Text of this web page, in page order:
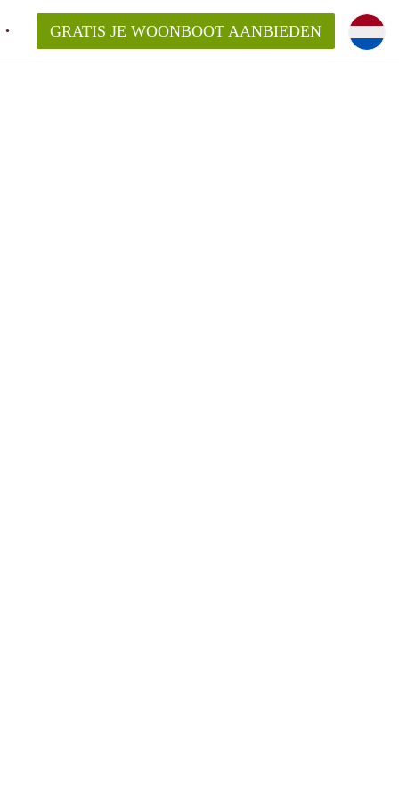
vragen voor een Woonboot?
in Amsterdam, kan dat?
vinden!
GRATIS JE WOONBOOT AANBIEDEN